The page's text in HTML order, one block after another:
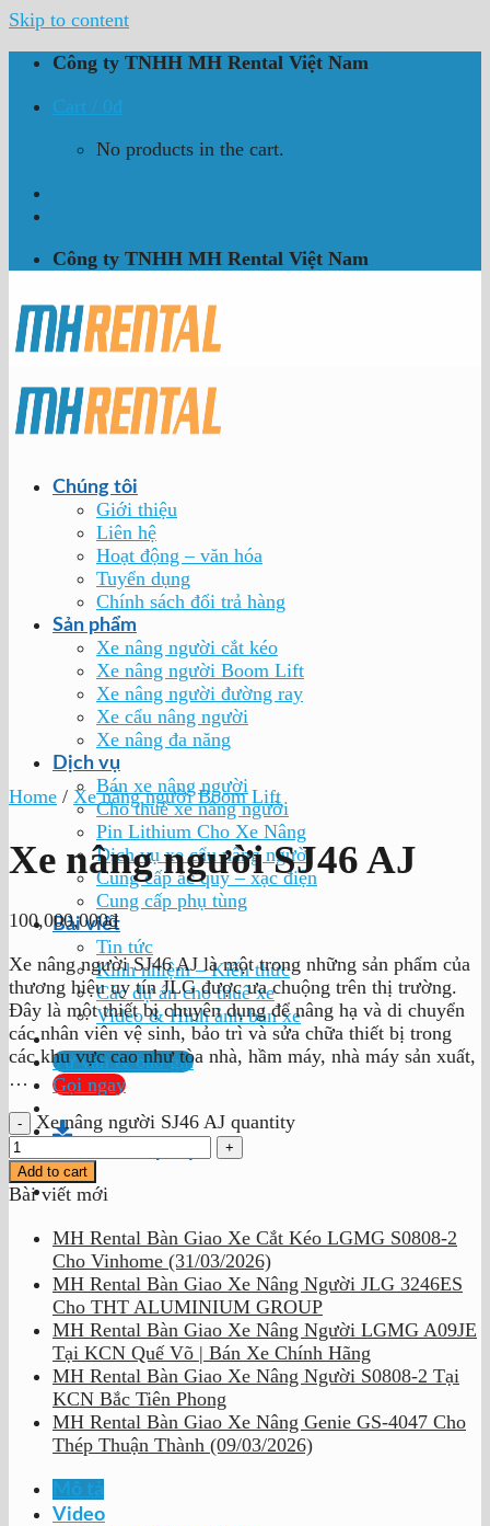
Skip to content
Công ty TNHH MH Rental Việt Nam
Cart / 0₫
No products in the cart.
Công ty TNHH MH Rental Việt Nam
Chúng tôi
Giới thiệu
Liên hệ
Hoạt động – văn hóa
Tuyển dụng
Chính sách đổi trả hàng
Sản phẩm
Xe nâng người cắt kéo
Xe nâng người Boom Lift
Xe nâng người đường ray
Xe cẩu nâng người
Xe nâng đa năng
Dịch vụ
Bán xe nâng người
Cho thuê xe nâng người
Pin Lithium Cho Xe Nâng
Dịch vụ xe cẩu nâng người
Cung cấp ắc quy – xạc điện
Cung cấp phụ tùng
Bài viết
Tin tức
Kinh nhiệm – Kiến thức
Các dự án cho thuê xe
Video & Hình ảnh bán xe
Tư vấn & báo giá
Gọi ngay
Home / Xe nâng người Boom Lift
Xe nâng người SJ46 AJ
100,000,000₫
Xe nâng người SJ46 AJ là một trong những sản phẩm của
thương hiệu uy tín JLG được ưa chuộng trên thị trường.
Đây là một thiết bị chuyên dụng để nâng hạ và di chuyển
các nhân viên vệ sinh, bảo trì và sửa chữa thiết bị trong
các khu vực cao như tòa nhà, hầm máy, nhà máy sản xuất,
…
Xe nâng người SJ46 AJ quantity
Add to cart
Bài viết mới
MH Rental Bàn Giao Xe Cắt Kéo LGMG S0808-2
Cho Vinhome (31/03/2026)
MH Rental Bàn Giao Xe Nâng Người JLG 3246ES
Cho THT ALUMINIUM GROUP
MH Rental Bàn Giao Xe Nâng Người LGMG A09JE
Tại KCN Quế Võ | Bán Xe Chính Hãng
MH Rental Bàn Giao Xe Nâng Người S0808-2 Tại
KCN Bắc Tiên Phong
MH Rental Bàn Giao Xe Nâng Genie GS-4047 Cho
Thép Thuận Thành (09/03/2026)
Mô tả
Video